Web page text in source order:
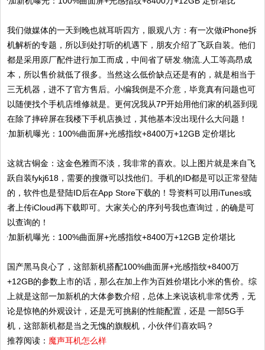
我们做媒体的一天到晚也就耳听四方，眼观八方：有一次做iPhone拆
机解析的专题，所以到处打听的机遇下，朋友介绍了飞跃自装。他们
都是采用原厂配件进行加工而成，中间省了研发.物流.人工等高昂成
本，所以售价就低了很多。当然这么低价缺点还是有的，就是相当于
三无机器，进不了官方售后。小编我倒是不介意，毕竟真有问题也可
以随便找个手机店维修就是。更何况我从7P开始用他们家的机器到现
在除了摔碎屏在我楼下手机店换过，其他基本没出现什么大问题！
这就古铜金：这金色雅而不淡，我非常的喜欢。以上图片就是来自飞
跃自装fykj618，需要的搜微可以找他们。手机的ID都是可以正常登陆
的，软件也是登陆ID后在App Store下载的！导资料可以用iTunes或
者上传iCloud再下载即可。大家关心的序列号我也查询过，的确是可
以查询的！
国产黑马良心了，这部新机搭配100%曲面屏+光感指纹+8400万
+12GB的参数上市的话，那么在加上作为百姓价堪比小米的售价。综
上就是这部一加新机的大体参数介绍，总体上来说该机非常优秀，无
论是惊艳的外观设计，还是无可挑剔的性能配置，还是 一部5G手
机，这部新机都是当之无愧的旗舰机，小伙伴们喜欢吗？
推荐阅读： 魔声耳机怎么样